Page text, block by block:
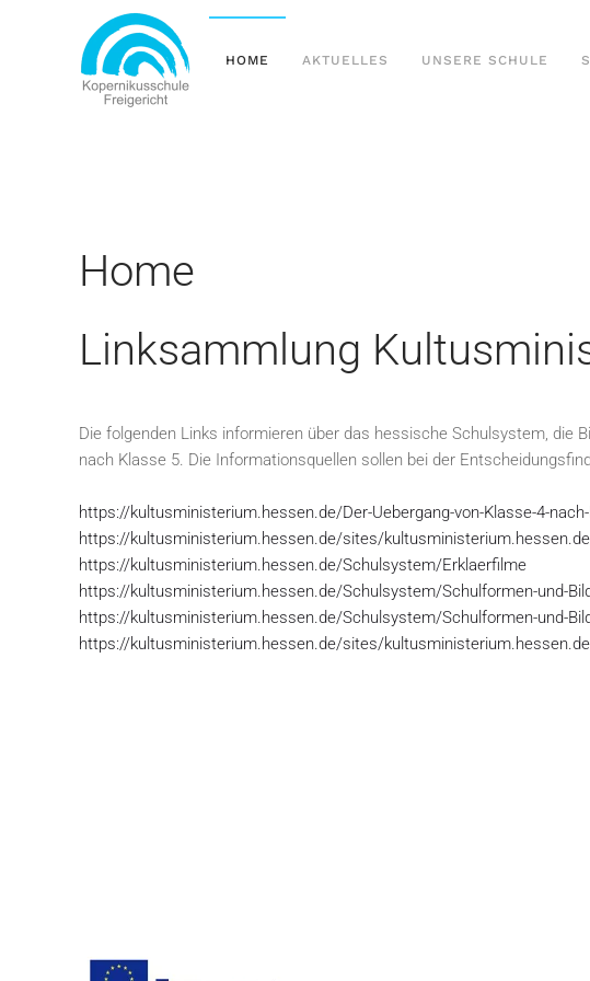
Zum Hauptinhalt springen HOME AKTUELLES UNSERE SCHULE
Home
Linksammlung
Die folgenden Links informieren über das hessische Schulsystem, die
nach Klasse 5. Die Informationsquellen sollen bei der
https://kultusministerium.hessen.de/Der-Uebergang-von-Klasse-4-
https://kultusministerium.hessen.de/sites/
https://kultusministerium.hessen.de/Schulsystem/Erklaerfilme
https://kultusministerium.hessen.de/Schulsystem/Schulformen-und-
https://kultusministerium.hessen.de/Schulsystem/Schulformen-und-
https://kultusministerium.hessen.de/sites/